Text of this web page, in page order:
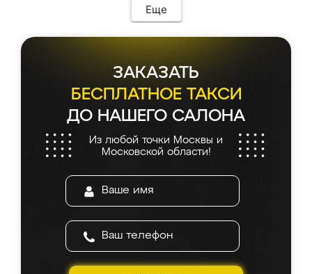
Еще
ЗАКАЗАТЬ
БЕСПЛАТНОЕ ТАКСИ
ДО НАШЕГО САЛОНА
Из любой точки Москвы и
Московской области!